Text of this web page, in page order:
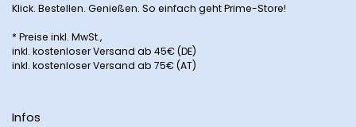
Klick. Bestellen. Genießen. So einfach geht Prime-Store!
* Preise inkl. MwSt.,
inkl. kostenloser Versand ab 45€ (DE)
inkl. kostenloser Versand ab 75€ (AT)
Infos